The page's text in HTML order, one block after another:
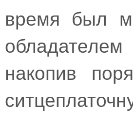
время был
накопив